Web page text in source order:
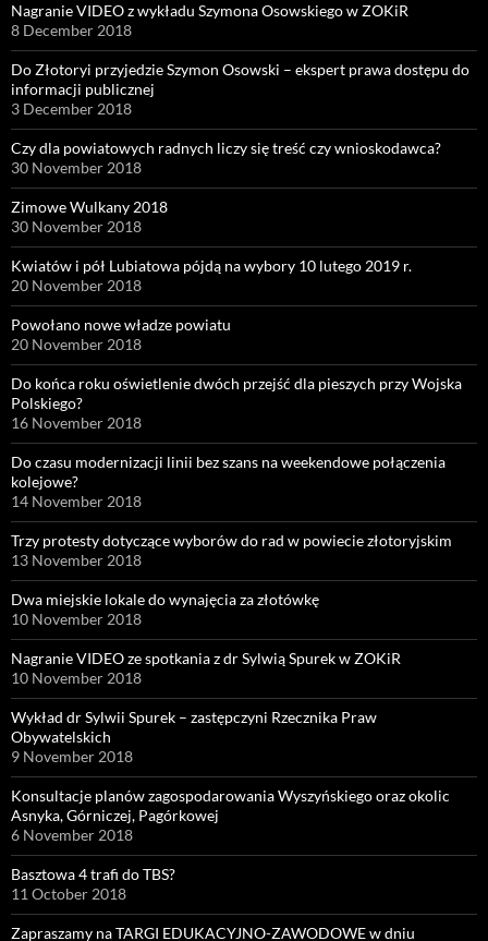
Nagranie VIDEO z wykładu Szymona Osowskiego w ZOKiR
8 December 2018
Do Złotoryi przyjedzie Szymon Osowski – ekspert prawa dostępu do
informacji publicznej
3 December 2018
Czy dla powiatowych radnych liczy się treść czy wnioskodawca?
30 November 2018
Zimowe Wulkany 2018
30 November 2018
Kwiatów i pół Lubiatowa pójdą na wybory 10 lutego 2019 r.
20 November 2018
Powołano nowe władze powiatu
20 November 2018
Do końca roku oświetlenie dwóch przejść dla pieszych przy Wojska
Polskiego?
16 November 2018
Do czasu modernizacji linii bez szans na weekendowe połączenia
kolejowe?
14 November 2018
Trzy protesty dotyczące wyborów do rad w powiecie złotoryjskim
13 November 2018
Dwa miejskie lokale do wynajęcia za złotówkę
10 November 2018
Nagranie VIDEO ze spotkania z dr Sylwią Spurek w ZOKiR
10 November 2018
Wykład dr Sylwii Spurek – zastępczyni Rzecznika Praw
Obywatelskich
9 November 2018
Konsultacje planów zagospodarowania Wyszyńskiego oraz okolic
Asnyka, Górniczej, Pagórkowej
6 November 2018
Basztowa 4 trafi do TBS?
11 October 2018
Zapraszamy na TARGI EDUKACYJNO-ZAWODOWE w dniu